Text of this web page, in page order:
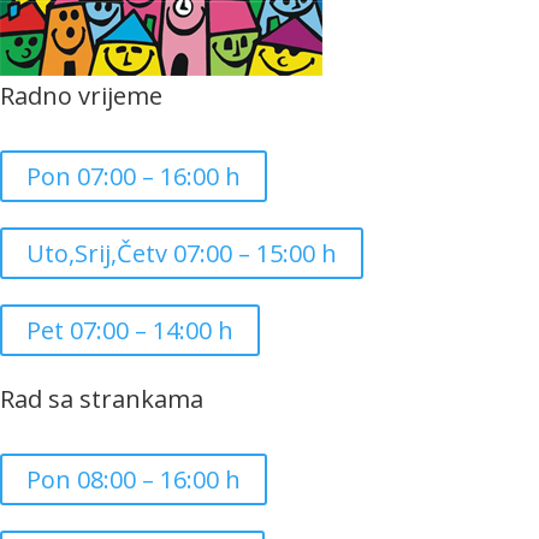
Radno vrijeme
Pon 07:00 – 16:00 h
Uto,Srij,Četv 07:00 – 15:00 h
Pet 07:00 – 14:00 h
Rad sa strankama
Pon 08:00 – 16:00 h